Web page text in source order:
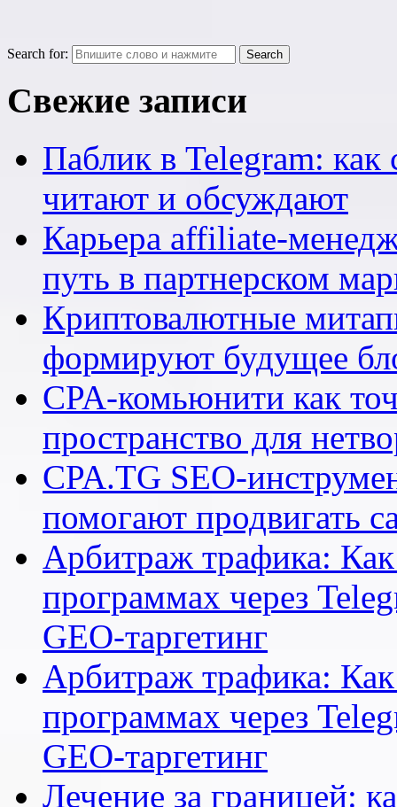
Search for:
Свежие записи
Паблик в Telegram: как
читают и обсуждают
Карьера affiliate-
путь в партнерском
Криптовалютные
формируют будущее
CPA-комьюнити как
пространство для
CPA.TG SEO-
помогают продвигать
Арбитраж трафика: Как
программах через
GEO-таргетинг
Арбитраж трафика: Как
программах через
GEO-таргетинг
Лечение за границей: